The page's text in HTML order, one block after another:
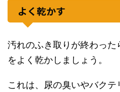
よく乾かす
汚れのふき取りが終わっ
をよく乾かしましょう。
これは、尿の臭いやバク